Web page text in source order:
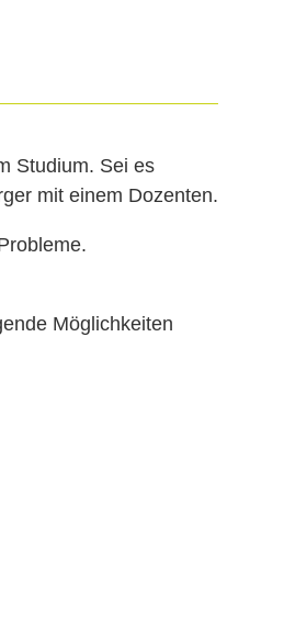
Studium. Sei es
mit einem Dozenten.
Möglichkeiten